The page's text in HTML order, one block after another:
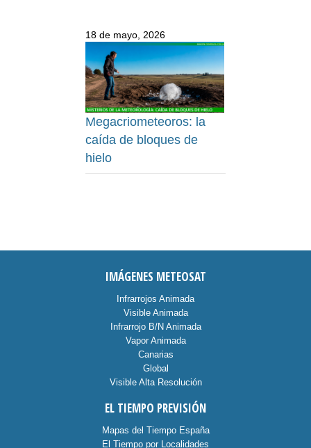
18 de mayo, 2026
Megacriometeoros: la
caída de bloques de
hielo
IMÁGENES METEOSAT
Infrarrojos Animada
Visible Animada
Infrarrojo B/N Animada
Vapor Animada
Canarias
Global
Visible Alta Resolución
EL TIEMPO PREVISIÓN
Mapas del Tiempo España
El Tiempo por Localidades